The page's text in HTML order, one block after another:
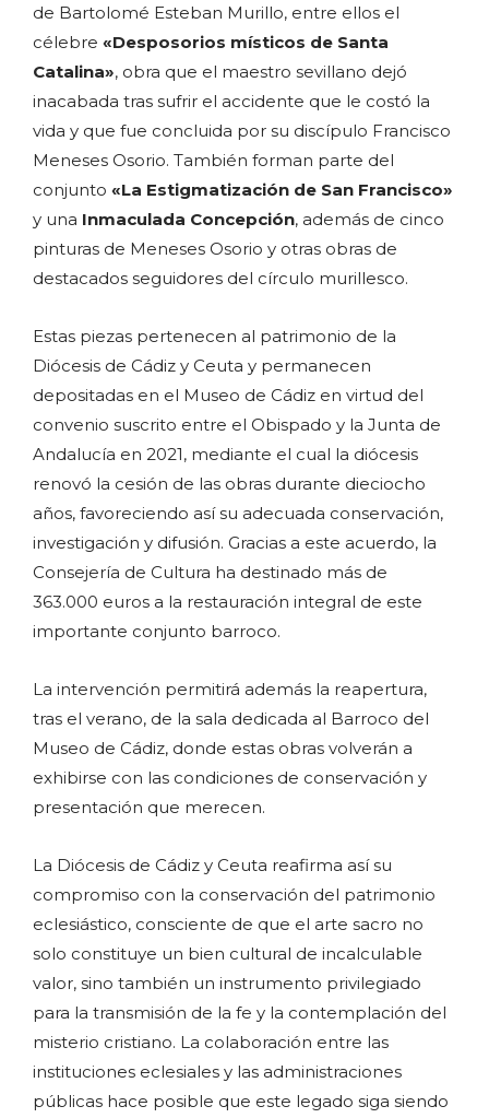
de Bartolomé Esteban Murillo, entre ellos el
célebre «Desposorios místicos de Santa
Catalina», obra que el maestro sevillano dejó
inacabada tras sufrir el accidente que le costó la
vida y que fue concluida por su discípulo Francisco
Meneses Osorio. También forman parte del
conjunto «La Estigmatización de San Francisco»
y una Inmaculada Concepción, además de cinco
pinturas de Meneses Osorio y otras obras de
destacados seguidores del círculo murillesco.
Estas piezas pertenecen al patrimonio de la
Diócesis de Cádiz y Ceuta y permanecen
depositadas en el Museo de Cádiz en virtud del
convenio suscrito entre el Obispado y la Junta de
Andalucía en 2021, mediante el cual la diócesis
renovó la cesión de las obras durante dieciocho
años, favoreciendo así su adecuada conservación,
investigación y difusión. Gracias a este acuerdo, la
Consejería de Cultura ha destinado más de
363.000 euros a la restauración integral de este
importante conjunto barroco.
La intervención permitirá además la reapertura,
tras el verano, de la sala dedicada al Barroco del
Museo de Cádiz, donde estas obras volverán a
exhibirse con las condiciones de conservación y
presentación que merecen.
La Diócesis de Cádiz y Ceuta reafirma así su
compromiso con la conservación del patrimonio
eclesiástico, consciente de que el arte sacro no
solo constituye un bien cultural de incalculable
valor, sino también un instrumento privilegiado
para la transmisión de la fe y la contemplación del
misterio cristiano. La colaboración entre las
instituciones eclesiales y las administraciones
públicas hace posible que este legado siga siendo